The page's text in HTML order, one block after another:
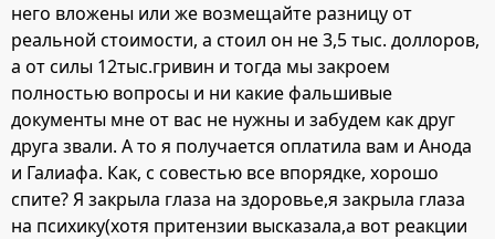
него вложены или же возмещайте разницу от
реальной стоимости, а стоил он не 3,5 тыс. доллоров,
а от силы 12тыс.гривин и тогда мы закроем
полностью вопросы и ни какие фальшивые
документы мне от вас не нужны и забудем как друг
друга звали. А то я получается оплатила вам и Анода
и Галиафа. Как, с совестью все впорядке, хорошо
спите? Я закрыла глаза на здоровье,я закрыла глаза
на психику(хотя притензии высказала,а вот реакции